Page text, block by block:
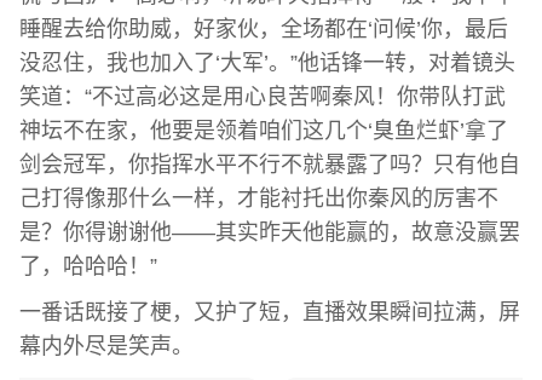
睡醒去给你助威，好家伙，全场都在‘问候’你，最后
没忍住，我也加入了‘大军’。”他话锋一转，对着镜头
笑道：“不过高必这是用心良苦啊秦风！你带队打武
神坛不在家，他要是领着咱们这几个‘臭鱼烂虾’拿了
剑会冠军，你指挥水平不行不就暴露了吗？只有他自
己打得像那什么一样，才能衬托出你秦风的厉害不
是？你得谢谢他——其实昨天他能赢的，故意没赢罢
了，哈哈哈！”
一番话既接了梗，又护了短，直播效果瞬间拉满，屏
幕内外尽是笑声。